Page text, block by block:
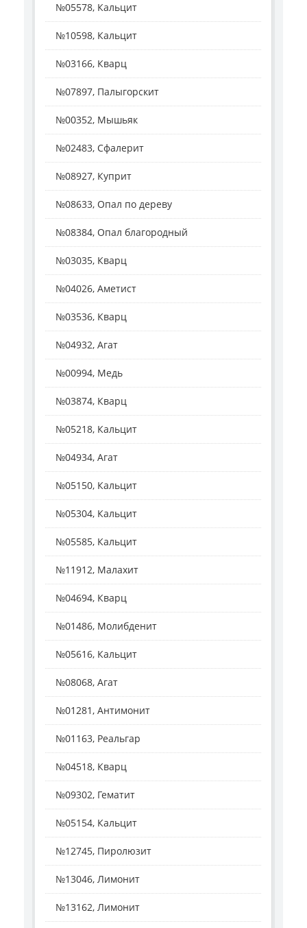
№05578, Кальцит
№10598, Кальцит
№03166, Кварц
№07897, Палыгорскит
№00352, Мышьяк
№02483, Сфалерит
№08927, Куприт
№08633, Опал по дереву
№08384, Опал благородный
№03035, Кварц
№04026, Аметист
№03536, Кварц
№04932, Агат
№00994, Медь
№03874, Кварц
№05218, Кальцит
№04934, Агат
№05150, Кальцит
№05304, Кальцит
№05585, Кальцит
№11912, Малахит
№04694, Кварц
№01486, Молибденит
№05616, Кальцит
№08068, Агат
№01281, Антимонит
№01163, Реальгар
№04518, Кварц
№09302, Гематит
№05154, Кальцит
№12745, Пиролюзит
№13046, Лимонит
№13162, Лимонит